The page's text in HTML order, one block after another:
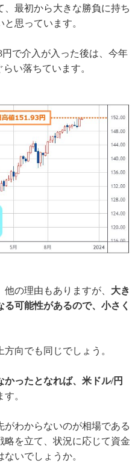
最初から大きな勝負に持ち
思っています。
で介入が入った後は、今年
い落ちています。
の理由もありますが、 大き
可能性があるので、小さく
向でも同じでしょう。
ったとなれば、米ドル/円
す。
わからないのが相場である
を立て、状況に応じて資金
いでしょうか。